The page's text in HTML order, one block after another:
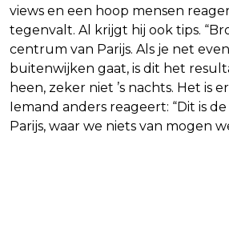
views en een hoop mensen
tegenvalt. Al krijgt hij ook tips.
centrum van Parijs. Als je net
buitenwijken gaat, is dit het
heen, zeker niet ’s nachts. Het is
Iemand anders reageert: “Dit is
Parijs, waar we niets van mogen